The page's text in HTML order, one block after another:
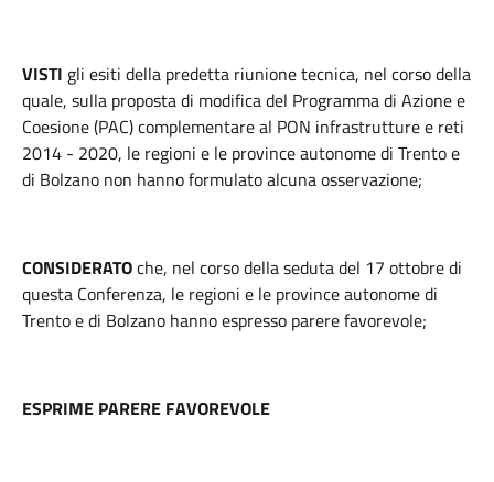
VISTI gli esiti della predetta riunione tecnica, nel corso della
quale, sulla proposta di modifica del Programma di Azione e
Coesione (PAC) complementare al PON infrastrutture e reti
2014 - 2020, le regioni e le province autonome di Trento e
di Bolzano non hanno formulato alcuna osservazione;
CONSIDERATOche, nel corso della seduta del 17 ottobre di
questa Conferenza, le regioni e le province autonome di
Trento e di Bolzano hanno espresso parere favorevole;
ESPRIME PARERE FAVOREVOLE